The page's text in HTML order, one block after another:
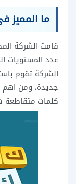
ما المميز
قامت الشركة
عدد المستويات
الشركة تقوم
جديدة، ومن اهم
كلمات متقاطعة